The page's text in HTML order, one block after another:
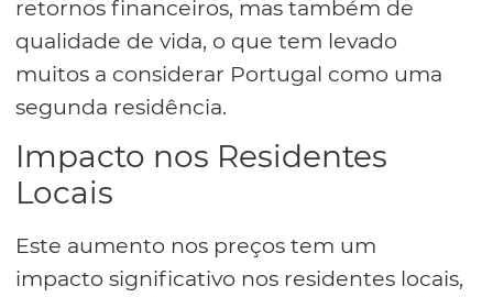
retornos financeiros, mas também de
qualidade de vida, o que tem levado
muitos a considerar Portugal como uma
segunda residência.
Impacto nos Residentes
Locais
Este aumento nos preços tem um
impacto significativo nos residentes locais,